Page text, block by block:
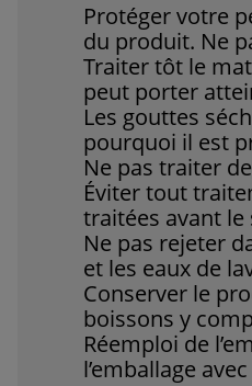
Protéger votre
du produit. Ne
Traiter tôt le
peut porter
Les gouttes
pourquoi il est
Ne pas traiter
Éviter tout
traitées avant le
Ne pas rejeter
et les eaux de
Conserver le
boissons y
Réemploi de
l’emballage